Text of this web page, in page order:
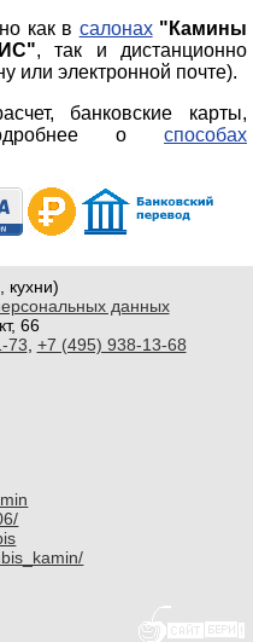
как в салонах "Камины
, так и дистанционно
или электронной почте).
банковские карты,
о способах
данных
66
73, +7 (495) 938-13-68